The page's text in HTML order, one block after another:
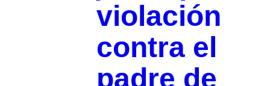
violación
contra el
padre de